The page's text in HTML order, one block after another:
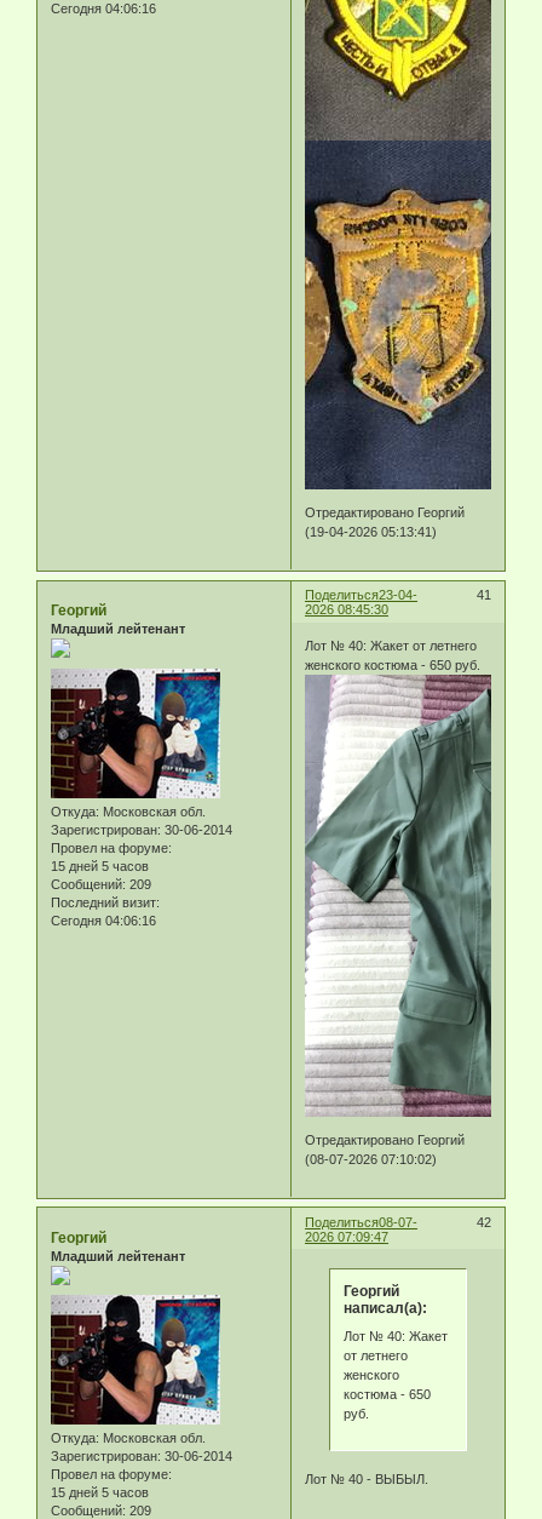
Сегодня 04:06:16
Отредактировано Георгий
(19-04-2026 05:13:41)
Поделиться 41
23-04-
2026 08:45:30
Георгий
Младший лейтенант
Откуда: Московская обл.
Зарегистрирован: 30-06-2014
Провел на форуме:
15 дней 5 часов
Сообщений: 209
Последний визит:
Сегодня 04:06:16
Лот № 40: Жакет от летнего
женского костюма - 650 руб.
Отредактировано Георгий
(08-07-2026 07:10:02)
Поделиться 42
08-07-
2026 07:09:47
Георгий
Младший лейтенант
Откуда: Московская обл.
Зарегистрирован: 30-06-2014
Провел на форуме:
15 дней 5 часов
Сообщений: 209
Георгий
написал(а):
Лот № 40: Жакет
от летнего
женского
костюма - 650
руб.
Лот № 40 - ВЫБЫЛ.